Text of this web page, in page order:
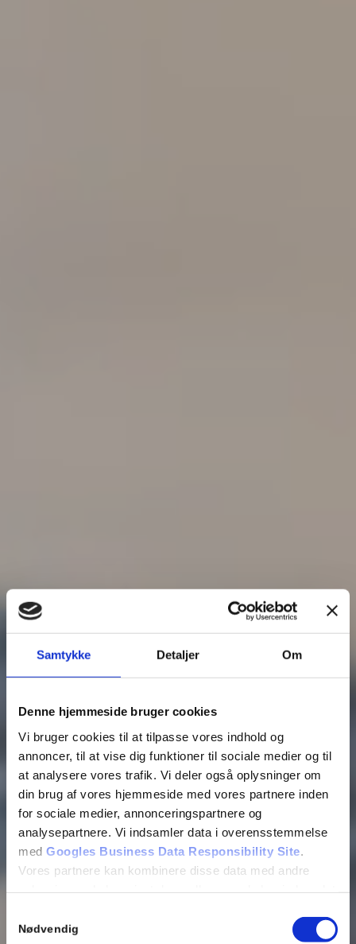
Samtykke Detaljer Om
Denne hjemmeside bruger cookies
Vi bruger cookies til at tilpasse vores indhold og
annoncer, til at vise dig funktioner til sociale medier og til
at analysere vores trafik. Vi deler også oplysninger om
din brug af vores hjemmeside med vores partnere inden
for sociale medier, annonceringspartnere og
analysepartnere. Vi indsamler data i overensstemmelse
med Googles Business Data Responsibility Site
Vores partnere kan kombinere disse data med andre
Se Cookie & Privatlivspolitik
Nødvendig